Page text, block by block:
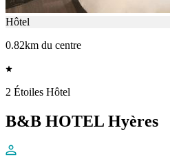
Hôtel
0.82km du centre
2 Étoiles Hôtel
B&B HOTEL Hyères